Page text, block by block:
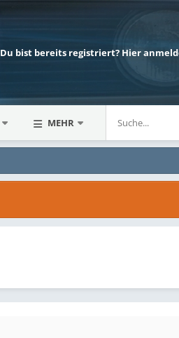
Du bist bereits registriert? Hier
MEHR